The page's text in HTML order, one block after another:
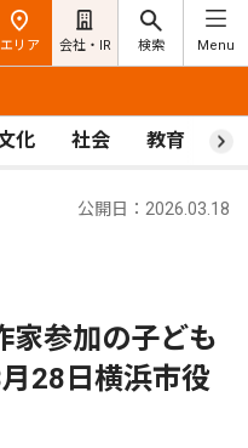
エリア 会社・IR 検索 Menu
化 社会 教育 ス
公開日：2026.03.18
家参加の子ども
28日横浜市役